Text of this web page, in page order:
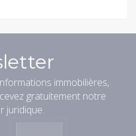
immobilières,
gratuitement notre
juridique.